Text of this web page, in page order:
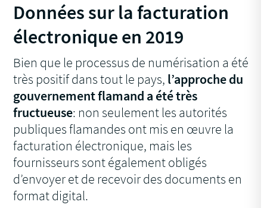
Données sur la facturation
électronique en 2019
Bien que le processus de numérisation a été
très positif dans tout le pays, l’approche du
gouvernement flamand a été très
fructueuse: non seulement les autorités
publiques flamandes ont mis en œuvre la
facturation électronique, mais les
fournisseurs sont également obligés
d’envoyer et de recevoir des documents en
format digital.